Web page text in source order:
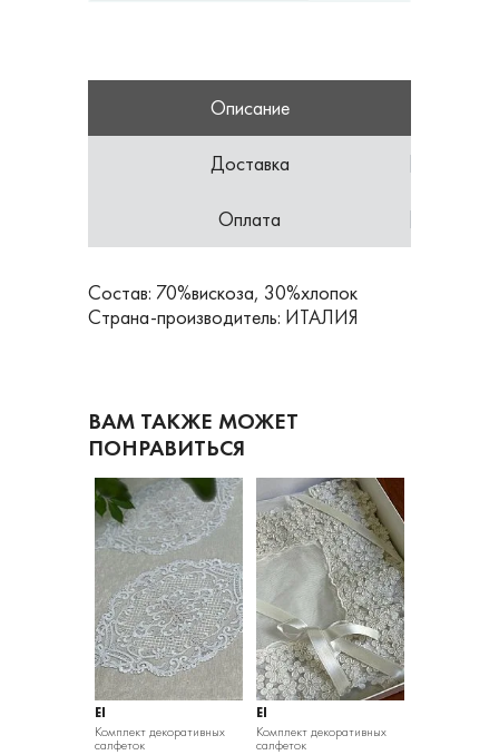
Описание
Доставка
Оплата
Состав: 70%вискоза, 30%хлопок
Страна-производитель: ИТАЛИЯ
ВАМ ТАКЖЕ МОЖЕТ
ПОНРАВИТЬСЯ
EI
Комплект декоративных
салфеток
EI
Комплект декоративных
салфеток